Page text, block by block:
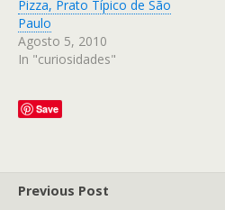
Pizza, Prato Típico de São
Paulo
Agosto 5, 2010
In "curiosidades"
Save
Previous Post